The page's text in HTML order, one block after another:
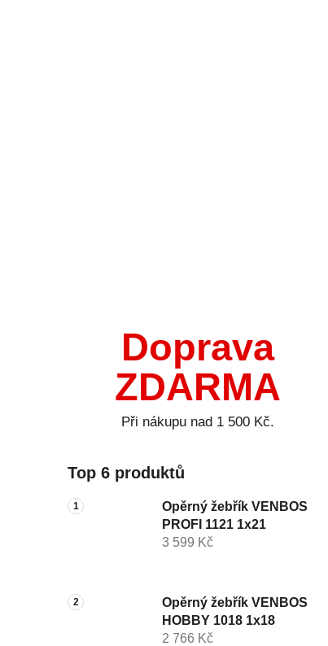
Doprava
ZDARMA
Při nákupu nad 1 500 Kč.
Top 6 produktů
Opěrný žebřík VENBOS
PROFI 1121 1x21
3 599 Kč
Opěrný žebřík VENBOS
HOBBY 1018 1x18
2 766 Kč